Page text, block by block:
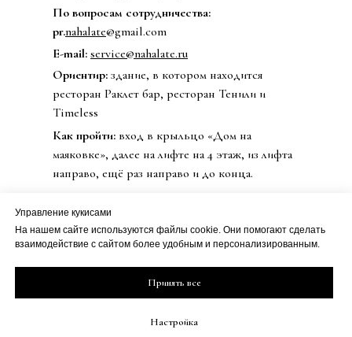
© 2020 Бренд одежды nahalate
Ориентир: здание, в котором находится
ресторан Раклет бар, ресторан Тенили и
Timeless
Политика
Как пройти: вход в крыльцо «Дом на
маяковке», далее на лифте на 4 этаж, из лифта
направо, ещё раз направо и до конца.
E-mail: service@nahalate.ru
По вопросам сотрудничества:
pr.nahalate@gmail.com
ИП Петрова Дарья Сергеевна
ИНН 501813990800
Управление кукисами
На нашем сайте используются файлы cookie. Они помогают сделать
взаимодействие с сайтом более удобным и персонализированным.
Принять все
Настройка